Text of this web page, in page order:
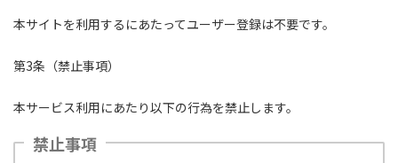
本サイトを利用するにあたってユーザー登録は不要です。
第3条（禁止事項）
本サービス利用にあたり以下の行為を禁止します。
禁止事項